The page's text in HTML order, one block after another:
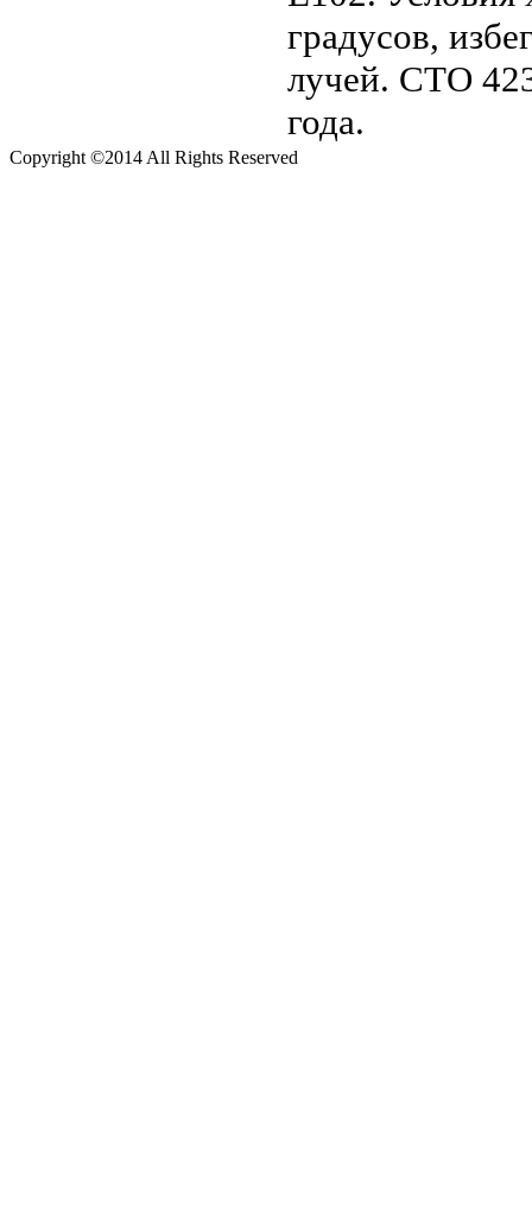
градусов,
лучей. СТО
года.
Copyright ©2014 All Rights Reserved